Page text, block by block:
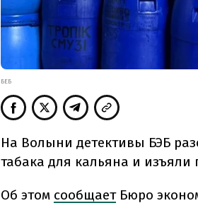
БЕБ
На Волыни детективы БЭБ
табака для кальяна и
Об этом сообщает Бюро